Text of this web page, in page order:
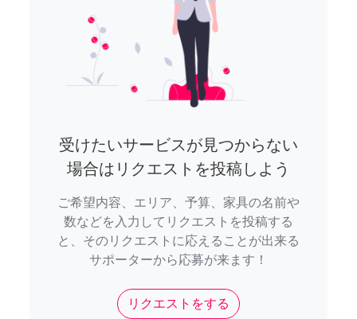
受けたいサービスが見つからない
場合はリクエストを投稿しよう
ご希望内容、エリア、予算、家具の名前や
数などを入力してリクエストを投稿する
と、そのリクエストに応えることが出来る
サポーターから応募が来ます！
リクエストをする